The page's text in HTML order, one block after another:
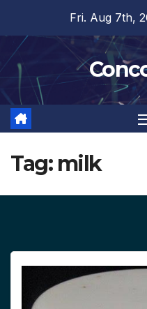
content
Fri. Aug 7th,
Tag: milk